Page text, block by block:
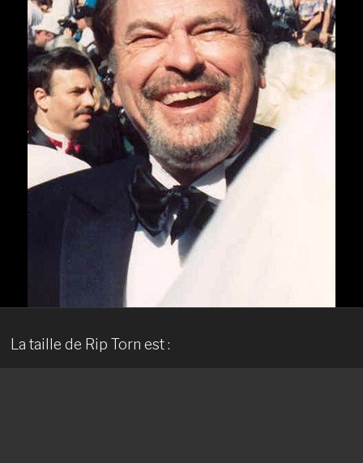
La taille de Rip Torn est :